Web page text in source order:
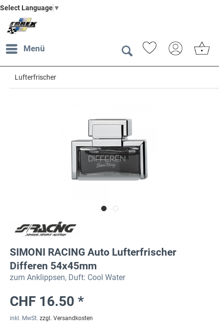
Select Language ▼
Menü
Lufterfrischer
SIMONI RACING Auto Lufterfrischer
Differen 54x45mm
zum Anklippsen, Duft: Cool Water
CHF 16.50 *
inkl. MwSt. zzgl. Versandkosten